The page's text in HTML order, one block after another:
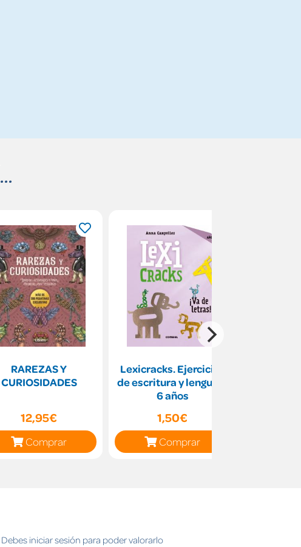
RAREZAS Y
CURIOSIDADES
12,95€
Comprar
Lexicracks. Ejercicios
de escritura y lenguaje
6 años
1,50€
Comprar
Debes iniciar sesión para poder valorarlo